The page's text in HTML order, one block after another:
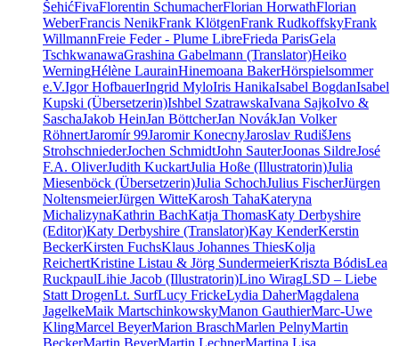
ŠehićFivaFlorentin SchumacherFlorian HorwathFlorian
WeberFrancis NenikFrank KlötgenFrank RudkoffskyFrank
WillmannFreie Feder - Plume LibreFrieda ParisGela
TschkwanawaGrashina Gabelmann (Translator)Heiko
WerningHélène LaurainHinemoana BakerHörspielsommer
e.V.Igor HofbauerIngrid MyloIris HanikaIsabel BogdanIsabel
Kupski (Übersetzerin)Ishbel SzatrawskaIvana SajkoIvo &
SaschaJakob HeinJan BöttcherJan NovákJan Volker
RöhnertJaromír 99Jaromir KonecnyJaroslav RudišJens
StrohschniederJochen SchmidtJohn SauterJoonas SildreJosé
F.A. OliverJudith KuckartJulia Hoße (Illustratorin)Julia
Miesenböck (Übersetzerin)Julia SchochJulius FischerJürgen
NoltensmeierJürgen WitteKarosh TahaKateryna
MichalizynaKathrin BachKatja ThomasKaty Derbyshire
(Editor)Katy Derbyshire (Translator)Kay KenderKerstin
BeckerKirsten FuchsKlaus Johannes ThiesKolja
ReichertKristine Listau & Jörg SundermeierKriszta BódisLea
RuckpaulLihie Jacob (Illustratorin)Lino WiragLSD – Liebe
Statt DrogenLt. SurfLucy FrickeLydia DaherMagdalena
JagelkeMaik MartschinkowskyManon GauthierMarc-Uwe
KlingMarcel BeyerMarion BraschMarlen PelnyMartin
BeckerMartin BeyerMartin LechnerMartina Lisa